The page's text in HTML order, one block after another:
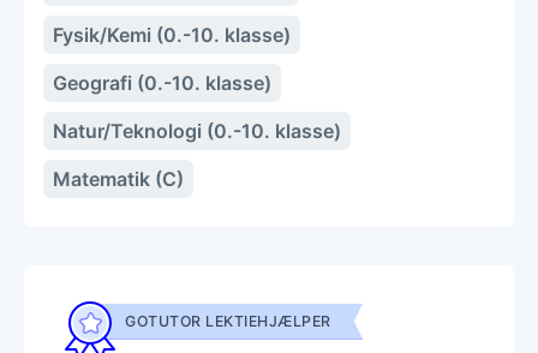
Fysik/Kemi (0.-10. klasse)
Geografi (0.-10. klasse)
Natur/Teknologi (0.-10. klasse)
Matematik (C)
GOTUTOR LEKTIEHJÆLPER